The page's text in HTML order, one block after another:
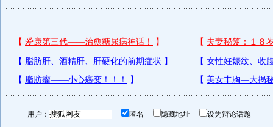
用户： 匿名 隐藏地址 设为辩论话题